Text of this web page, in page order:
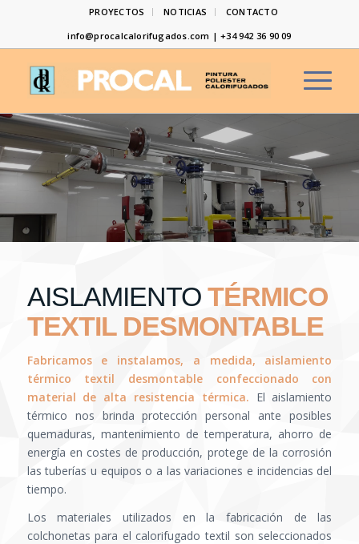
PROYECTOS NOTICIAS
CONTACTO
info@procalcalorifugados.com | +34 942 36 90 09
AISLAMIENTO TÉRMICO
TEXTIL DESMONTABLE
Fabricamos e instalamos, a medida, aislamiento
térmico textil desmontable confeccionado con
material de alta resistencia térmica. El aislamiento
térmico nos brinda protección personal ante posibles
quemaduras, mantenimiento de temperatura, ahorro de
energía en costes de producción, protege de la corrosión
las tuberías u equipos o a las variaciones e incidencias del
tiempo.
Los materiales utilizados en la fabricación de las
colchonetas para el calorifugado textil son seleccionados